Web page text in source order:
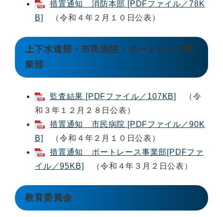
措置通知 消防本部 [PDFファイル／78K
B]
（令和４年２月１０日公表）
上下水道部・市民病院・ボートレース事
業部
監査結果 [PDFファイル／107KB]
（令
和３年１２月２８日公表）
措置通知 市民病院 [PDFファイル／90K
B]
（令和４年２月１０日公表）
措置通知 ボートレース事業部[PDFファ
イル／95KB]
（令和４年３月２日公表）
教育委員会